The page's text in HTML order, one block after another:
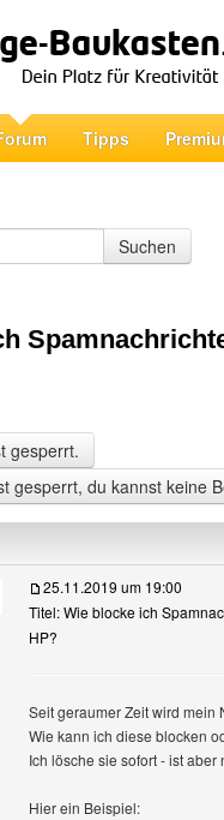
Tipps
Suchen
gesperrt.
gesperrt, du kannst keine
Profile anzeigen
25.11.2019 um 19:00
Titel: Wie blocke ich
HP?
Seit geraumer Zeit wird mein
Wie kann ich diese blocken
Ich lösche sie sofort - ist aber
Hier ein Beispiel: